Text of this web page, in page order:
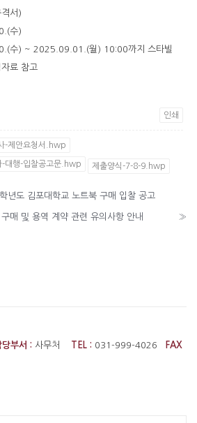
서)
수)
수) ~ 2025.09.01.(월) 10:00까지 스타빌
료 참고
인쇄
-제안요청서.hwp
대행-입찰공고문.hwp 제출양식-7-8-9.hwp
도 김포대학교 노트북 구매 입찰 공고
매 및 용역 계약 관련 유의사항 안내 »
당부서 : 사무처 TEL : 031-999-4026 FAX